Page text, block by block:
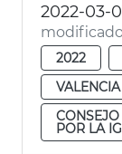
2022-03-
2022
VALENCIA
POR LA